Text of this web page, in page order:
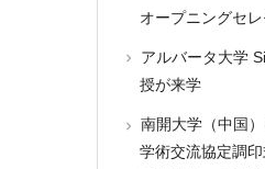
オープニングセ
アルバータ大学
授が来学
南開大学（中国
学術交流協定調